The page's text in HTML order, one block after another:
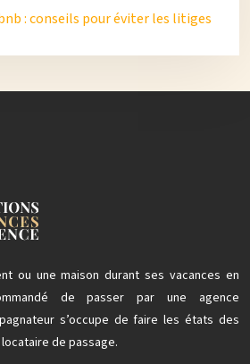
: conseils pour éviter les litiges
ou une maison durant ses vacances en
de passer par une agence
s’occupe de faire les états des
de passage.